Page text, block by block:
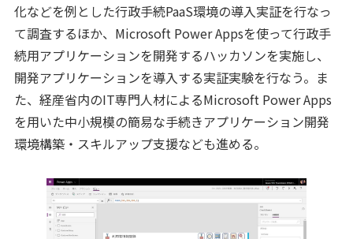
化などを例とした行政手続PaaS環境の導入実証を行なっ
て調査するほか、Microsoft Power Appsを使って行政手
続用アプリケーションを開発するハッカソンを実施し、
開発アプリケーションを導入する実証実験を行なう。ま
た、経産省内のIT専門人材によるMicrosoft Power Apps
を用いた中小規模の簡易な手続きアプリケーション開発
環境構築・スキルアップ支援なども進める。